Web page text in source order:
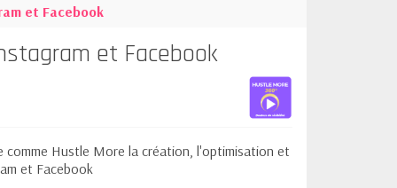
et Facebook
et Facebook
comme Hustle More la création, l'optimisation et
et Facebook